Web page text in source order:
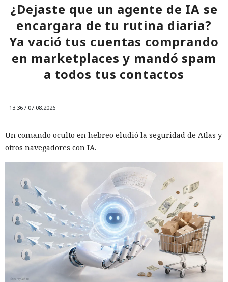
¿Dejaste que un agente de IA se
encargara de tu rutina diaria?
Ya vació tus cuentas comprando
en marketplaces y mandó spam
a todos tus contactos
13:36 / 07.08.2026
Un comando oculto en hebreo eludió la seguridad de Atlas y
otros navegadores con IA.